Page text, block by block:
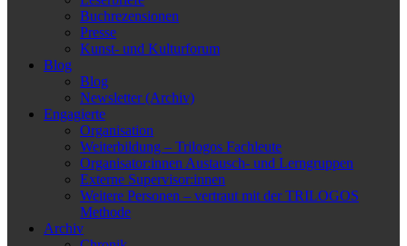
Buchrezensionen
Presse
Kunst- und Kulturforum
Blog
Blog
Newsletter (Archiv)
Engagierte
Organisation
Weiterbildung – Trilogos Fachleute
Organisator:innen Austausch- und Lerngruppen
Externe Supervisor:innen
Weitere Personen – vertraut mit der TRILOGOS
Methode
Archiv